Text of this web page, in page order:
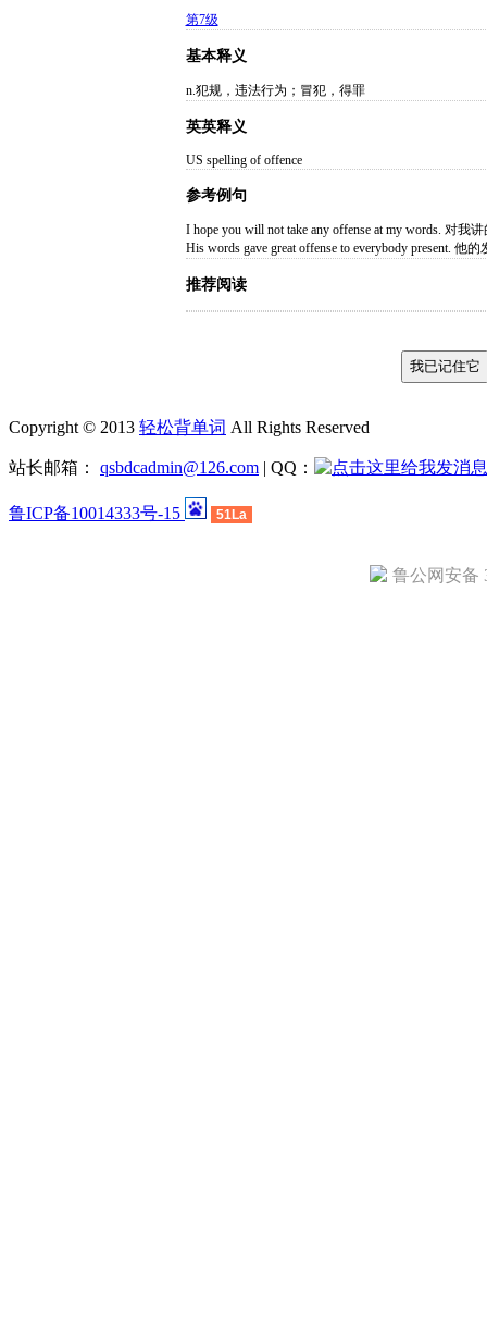
第7级
基本释义
n.犯规，违法行为；冒犯，得罪
英英释义
US spelling of offence
参考例句
I hope you will not take any offense at my words. 对我
His words gave great offense to everybody present. 他
推荐阅读
Copyright © 2013 轻松背单词 All Rights Reserved
站长邮箱： qsbdcadmin@126.com | QQ：
鲁ICP备10014333号-15 51La
鲁公网安备